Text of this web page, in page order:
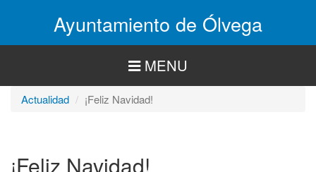
Ayuntamiento de Ólvega
MENU
Actualidad ¡Feliz Navidad!
¡Feliz Navidad!